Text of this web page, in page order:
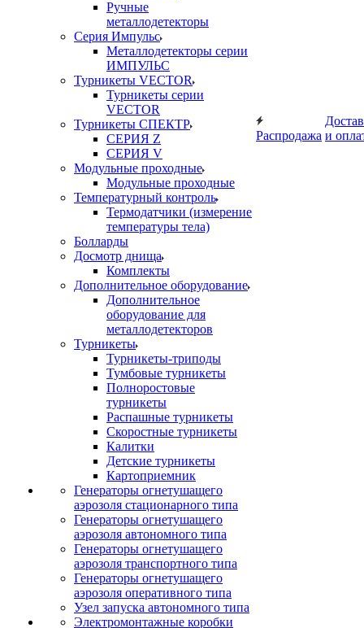
Ручные
металлодетекторы
Серия Импульс
Металлодетекторы серии
ИМПУЛЬС
Турникеты VECTOR
Турникеты серии
VECTOR
Турникеты СПЕКТР
СЕРИЯ Z
СЕРИЯ V
Модульные проходные
Модульные проходные
Температурный контроль
Термодатчики (измерение
температуры тела)
Болларды
Досмотр днища
Комплекты
Дополнительное оборудование
Дополнительное
оборудование для
металлодетекторов
Турникеты
Турникеты-триподы
Тумбовые турникеты
Полноростовые
турникеты
Распашные турникеты
Скоростные турникеты
Калитки
Детские турникеты
Картоприемник
Генераторы огнетушащего
аэрозоля стационарного типа
Генераторы огнетушащего
аэрозоля автономного типа
Генераторы огнетушащего
аэрозоля транспортного типа
Генераторы огнетушащего
аэрозоля оперативного типа
Узел запуска автономного типа
Электромонтажные коробки
Распродажа и